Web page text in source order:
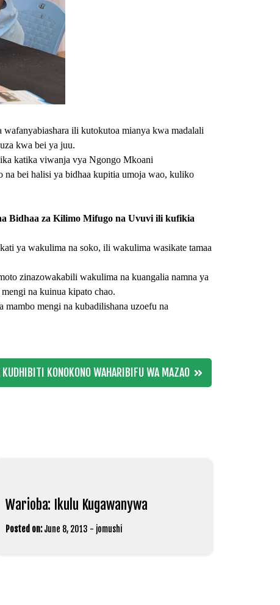
ili kutokutoa mianya kwa madalali
kwa bei ya juu.
katika viwanja vya Ngongo Mkoani
na bei halisi ya bidhaa kupitia umoja wao, kuliko
Bidhaa za Kilimo Mifugo na Uvuvi ili kufikia
ya wakulima na soko, ili wakulima wasikate tamaa
zinazowakabili wakulima na kuangalia namna ya
na kuinua kipato chao.
mengi na kubadilishana uzoefu na
KONOKONO WAHARIBIFU WA MAZAO
Warioba: Ikulu Kugawanywa
Posted on: June 8, 2013 - jomushi